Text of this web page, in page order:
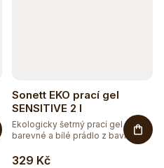
Sonett EKO prací gel
SENSITIVE 2 l
329 Kč
Ekologicky šetrný prací gel na
barevné a bílé prádlo z bavlny,...